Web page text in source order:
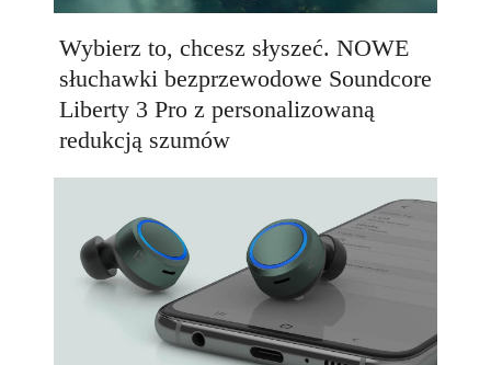
Wybierz to, chcesz słyszeć. NOWE
słuchawki bezprzewodowe Soundcore
Liberty 3 Pro z personalizowaną
redukcją szumów